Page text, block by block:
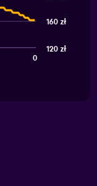
0
120 zł
160 zł